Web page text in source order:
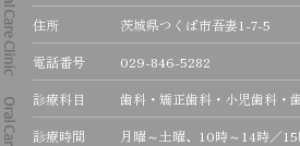
住所
茨城県つくば市吾妻1-7-5
電話番号
029-846-5282
診療科目
歯科・矯正歯科・小児歯科・
診療時間
月曜～土曜、10時～14時／